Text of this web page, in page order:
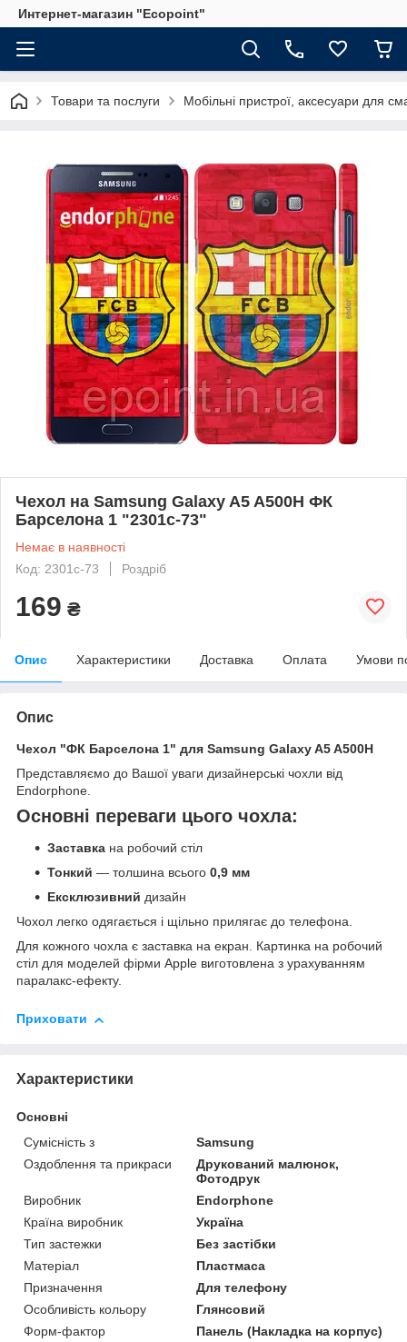
Интернет-магазин "Ecopoint"
Товари та послуги Мобільні пристрої, аксесуари для
Чехол на Samsung Galaxy A5 A500H ФК
Барселона 1 "2301c-73"
Немає в наявності
Код: 2301c-73
Роздріб
169 ₴
Опис Характеристики Доставка Оплата Умови
Опис
Чехол "ФК Барселона 1" для Samsung Galaxy A5 A500H
Представляємо до Вашої уваги дизайнерські чохли від
Endorphone.
Основні переваги цього чохла:
Заставка на робочий стіл
Тонкий — толшина всього 0,9 мм
Ексклюзивний дизайн
Чохол легко одягається і щільно прилягає до телефона.
Для кожного чохла є заставка на екран. Картинка на робочий
стіл для моделей фірми Apple виготовлена з урахуванням
паралакс-ефекту.
Приховати
Характеристики
Основні
Сумісність з
Samsung
Оздоблення та прикраси
Друкований малюнок,
Фотодрук
Виробник
Endorphone
Країна виробник
Україна
Тип застежки
Без застібки
Матеріал
Пластмаса
Призначення
Для телефону
Особливість кольору
Глянсовий
Форм-фактор
Панель (Накладка на корпус)